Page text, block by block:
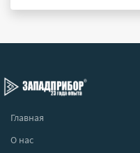
Главная
О нас